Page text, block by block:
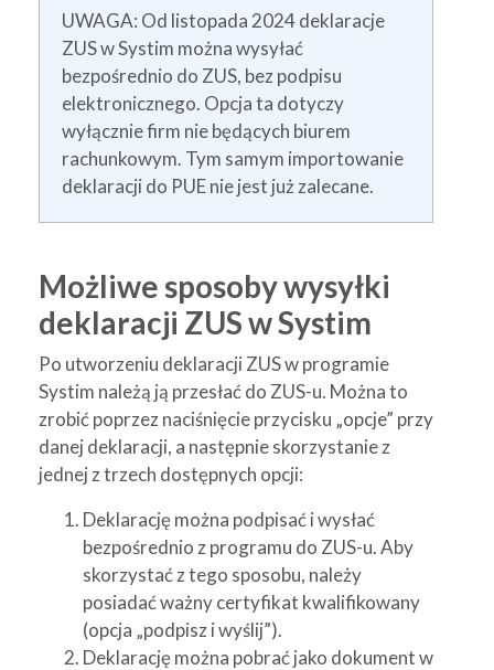
UWAGA: Od listopada 2024 deklaracje
ZUS w Systim można wysyłać
bezpośrednio do ZUS, bez podpisu
elektronicznego. Opcja ta dotyczy
wyłącznie firm nie będących biurem
rachunkowym. Tym samym importowanie
deklaracji do PUE nie jest już zalecane.
Możliwe sposoby wysyłki
deklaracji ZUS w Systim
Po utworzeniu deklaracji ZUS w programie
Systim należą ją przesłać do ZUS-u. Można to
zrobić poprzez naciśnięcie przycisku „opcje” przy
danej deklaracji, a następnie skorzystanie z
jednej z trzech dostępnych opcji:
Deklarację można podpisać i wysłać
bezpośrednio z programu do ZUS-u. Aby
skorzystać z tego sposobu, należy
posiadać ważny certyfikat kwalifikowany
(opcja „podpisz i wyślij”).
Deklarację można pobrać jako dokument w